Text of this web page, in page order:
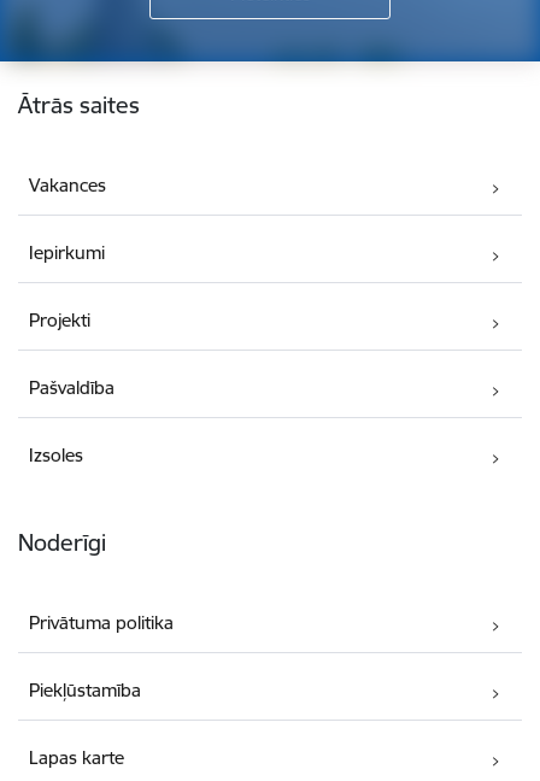
Kājene
Ātrās saites
Vakances
Iepirkumi
Projekti
Pašvaldība
Izsoles
Noderīgi
Privātuma politika
Piekļūstamība
Lapas karte